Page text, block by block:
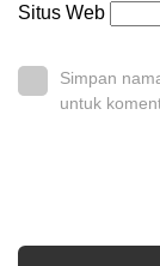
Situs Web
Simpan
untuk